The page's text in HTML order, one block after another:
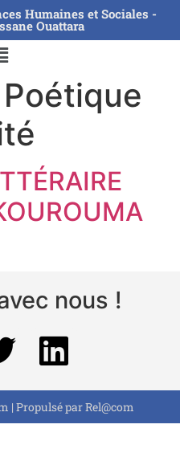
Humaines et Sociales -
Ouattara
Poétique
nous !
| Propulsé par Rel@com